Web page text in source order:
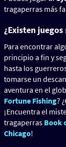
tragaperras más
¿Existen
Para encontrar
principio a fin y
hasta los
tomarse un
aventura en el
Fortune Fishing?
¡Encuentra el
tragaperras Book
Chicago!